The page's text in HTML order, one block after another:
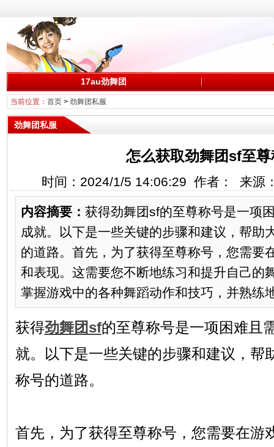
17au劲舞团
当前位置： 首页> 劲舞团私服
劲舞团私服
怎么获取劲舞团sf至
时间：2024/1/5 14:06:29 作者： 来源
内容摘要： 获得劲舞团sf的至尊称号是一项
成就。以下是一些关键的步骤和建议，帮助
的道路。首先，为了获得至尊称号，您需要
和表现。这需要您不断地练习和提升自己的
掌握游戏中的各种舞蹈动作和技巧，并熟练
获得劲舞团sf的至尊称号是一项困难且
就。以下是一些关键的步骤和建议，帮
称号的道路。
首先，为了获得至尊称号，您需要在游